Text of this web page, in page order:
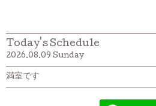
Today's Schedule
2026.08.09 Sunday
満室です